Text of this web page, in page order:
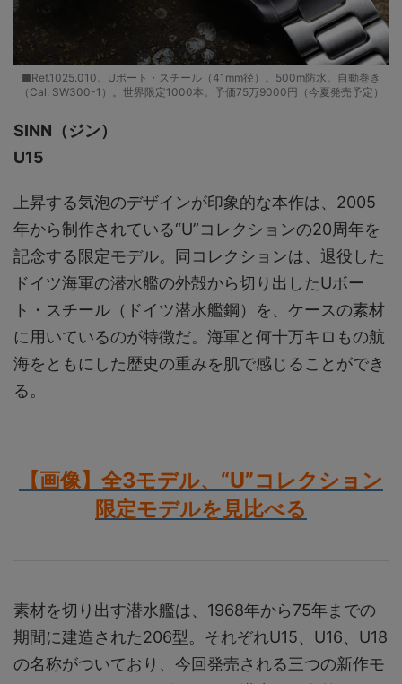
■Ref.1025.010。Uボート・スチール（41mm径）。500m防水。自動巻き
（Cal. SW300-1）。世界限定1000本。予価75万9000円（今夏発売予定）
SINN（ジン）
U15
上昇する気泡のデザインが印象的な本作は、2005
年から制作されている“U”コレクションの20周年を
記念する限定モデル。同コレクションは、退役した
ドイツ海軍の潜水艦の外殻から切り出したUボー
ト・スチール（ドイツ潜水艦鋼）を、ケースの素材
に用いているのが特徴だ。海軍と何十万キロもの航
海をともにした歴史の重みを肌で感じることができ
る。
【画像】全3モデル、“U”コレクション
限定モデルを見比べる
素材を切り出す潜水艦は、1968年から75年までの
期間に建造された206型。それぞれU15、U16、U18
の名称がついており、今回発売される三つの新作モ